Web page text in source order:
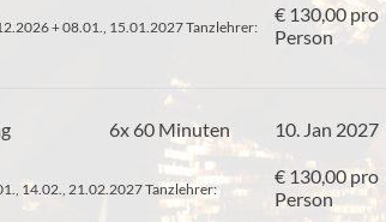
+ 08.01., 15.01.2027 Tanzlehrer:
€ 130,00 pro
Person
6x 60 Minuten 10. Jan 2027
14.02., 21.02.2027 Tanzlehrer:
€ 130,00 pro
Person